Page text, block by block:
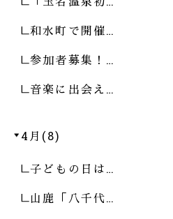
和水町で開催…
参加者募集！…
音楽に出会え…
4月(8)
子どもの日は…
山鹿「八千代…